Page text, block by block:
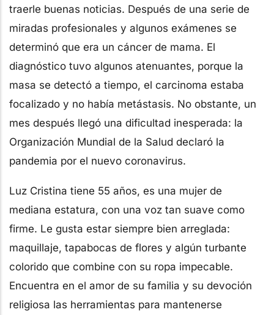
traerle buenas noticias. Después de una serie de
miradas profesionales y algunos exámenes se
determinó que era un cáncer de mama. El
diagnóstico tuvo algunos atenuantes, porque la
masa se detectó a tiempo, el carcinoma estaba
focalizado y no había metástasis. No obstante, un
mes después llegó una dificultad inesperada: la
Organización Mundial de la Salud declaró la
pandemia por el nuevo coronavirus.
Luz Cristina tiene 55 años, es una mujer de
mediana estatura, con una voz tan suave como
firme. Le gusta estar siempre bien arreglada:
maquillaje, tapabocas de flores y algún turbante
colorido que combine con su ropa impecable.
Encuentra en el amor de su familia y su devoción
religiosa las herramientas para mantenerse